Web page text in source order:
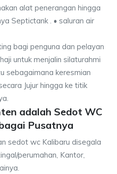
alat penerangan hingga
Septictank . • saluran air
bagi penguna dan pelayan
untuk menjalin silaturahmi
sebagaimana keresmian
Jujur hingga ke titik
adalah Sedot WC
Pusatnya
sedot wc Kalibaru disegala
perumahan, Kantor,